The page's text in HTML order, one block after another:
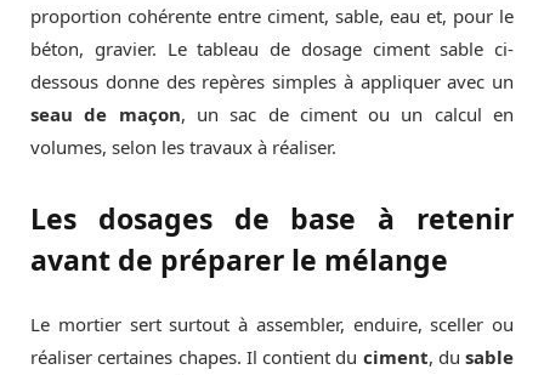
proportion cohérente entre ciment, sable, eau et, pour le
béton, gravier. Le tableau de dosage ciment sable ci-
dessous donne des repères simples à appliquer avec un
seau de maçon, un sac de ciment ou un calcul en
volumes, selon les travaux à réaliser.
Les dosages de base à retenir
avant de préparer le mélange
Le mortier sert surtout à assembler, enduire, sceller ou
réaliser certaines chapes. Il contient du ciment, du sable